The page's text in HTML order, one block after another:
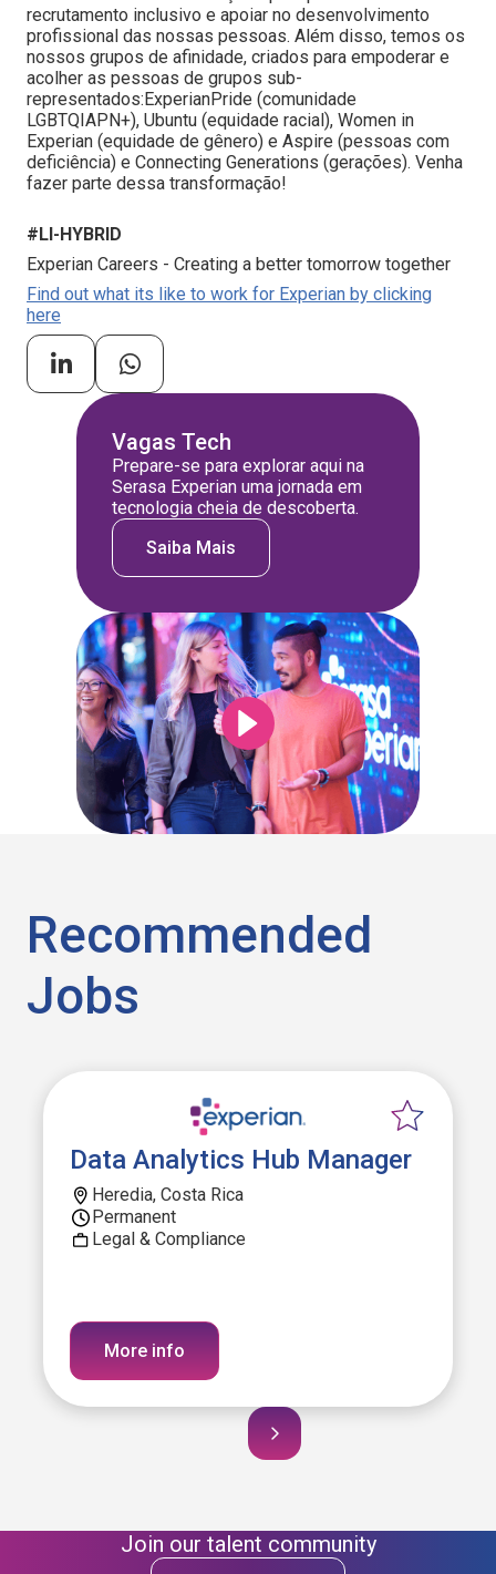
recrutamento inclusivo e apoiar no desenvolvimento
profissional das nossas pessoas. Além disso, temos os
nossos grupos de afinidade, criados para empoderar e
acolher as pessoas de grupos sub-
representados:ExperianPride (comunidade
LGBTQIAPN+), Ubuntu (equidade racial), Women in
Experian (equidade de gênero) e Aspire (pessoas com
deficiência) e Connecting Generations (gerações). Venha
fazer parte dessa transformação!
#LI-HYBRID
Experian Careers - Creating a better tomorrow together
Find out what its like to work for Experian by clicking
here
Vagas Tech
Prepare-se para explorar aqui na
Serasa Experian uma jornada em
tecnologia cheia de descoberta.
Saiba Mais
Recommended
Jobs
Data Analytics Hub Manager
Heredia, Costa Rica
Permanent
Legal & Compliance
More info
Join our talent community